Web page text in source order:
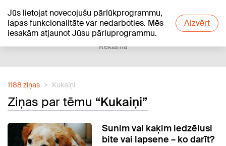
Jūs lietojat novecojušu pārlūkprogrammu,
lapas funkcionalitāte var nedarboties. Mēs
iesakām atjaunot Jūsu pārluprogrammu.
Aizvērt
+25°C
Reklāma
1188 ziņas Kukaiņi
Ziņas par tēmu “Kukaiņi”
Sunim vai kaķim iedzēlusi
bite vai lapsene – ko darīt?